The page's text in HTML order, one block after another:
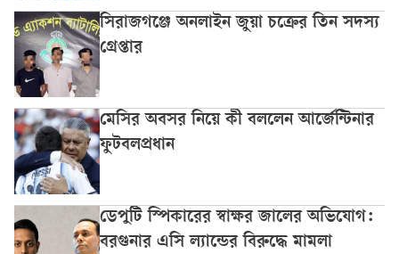
সিরাজগঞ্জে অনলাইন জুয়া চক্রের তিন সদস্য
গ্রেপ্তার
মেসির অবসর নিয়ে কী বললেন আর্জেন্টিনার
ফুটবলপ্রধান
ডেপুটি স্পিকারের স্বাক্ষর জালের অভিযোগ:
বরগুনার এসি ল্যান্ডের বিরুদ্ধে মামলা